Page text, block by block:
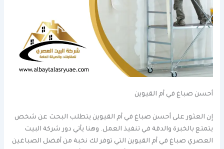
أحسن صباغ في أم القيوين
إن العثور على أحسن صباغ في أم القيوين يتطلب البحث عن شخص
يتمتع بالخبرة والدقة في تنفيذ العمل. وهنا يأتي دور شركة البيت
العصري صباغ في أم القيوين التي توفر لك نخبة من أفضل الصباغين